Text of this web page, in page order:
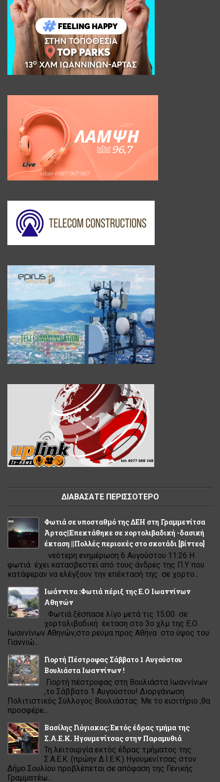
ΔΙΑΒΑΣΑΤΕ ΠΕΡΙΣΣΟΤΕΡΟ
Φωτιά σε υποσταθμό της ΔΕΗ στη Γραμμενίτσα
Άρτας||Επεκτάθηκε σε χορτολιβαδική -δασική
έκταση ||Πολλές περιοχές στο σκοτάδι [βίντεο]
νεότερη ενημέρωση 6 Αυγούστου 11:26 Η
φωτιά έχει κατασβεστεί από τους άνδρες της Π.Υ που
κατάφεραν να ελέγξουν την επέκτασή της σε χορτο...
Ιωάννινα :Φωτιά πέριξ της Ε.Ο Ιωαννίνων
Αθηνών
Φωτιά ξέσπασε λίγο μετά τις 15:00 σε
χορτολιβαδική έκταση στο 3ο χλμ της Ε.Ο
Ιωαννίνων Αθηνών,στο ρεύμα προς Αθήνα στο ύψος του
Γιαννιώ...
Γιορτή Πέστροφας Σάββατο 1 Αυγούστου
Βουλιάστα Ιωαννίνων !
Γιορτή πέστροφας στη Βουλιάστα Ιωαννίνων
,το Σάββατο 1 Αυγούστου! Διοργάνωση
Πολιτιστικός Σύλλογος Βουλιάστας. Με το εισιτήριο ,θα
προσφέρε...
Βασίλης Γιόγιακας: Εκτός έδρας τμήμα της
Σ.Α.Ε.Κ. Ηγουμενίτσας στην Παραμυθιά
Τη λειτουργία εκτός έδρας τμήματος της
Σ.Α.Ε.Κ. (πρώην Δ.Ι.Ε.Κ.) Ηγουμενίτσας στον
Δήμο Σουλίου προβλέπεται σε απόφαση της Γενικής
Γραμματέω...